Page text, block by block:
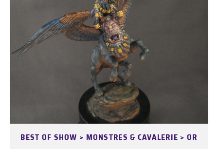
BEST OF SHOW > MONSTRES & CAVALERIE > OR